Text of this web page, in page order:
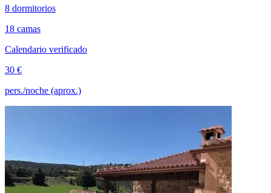
8 dormitorios
18 camas
Calendario verificado
30 €
pers./noche (aprox.)